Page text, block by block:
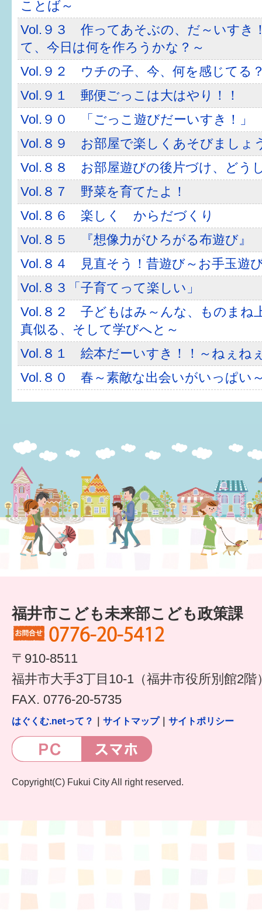
ことば～
Vol.９３ 作ってあそぶの、だ～いすき
て、今日は何を作ろうかな？～
Vol.９２ ウチの子、今、何を感じてる
Vol.９１ 郵便ごっこは大はやり！！
Vol.９０ 「ごっこ遊びだーいすき！」
Vol.８９ お部屋で楽しくあそびましょ
Vol.８８ お部屋遊びの後片づけ、どう
Vol.８７ 野菜を育てたよ！
Vol.８６ 楽しく からだづくり
Vol.８５ 『想像力がひろがる布遊び』
Vol.８４ 見直そう！昔遊び～お手玉遊
Vol.８３「子育てって楽しい」
Vol.８２ 子どもはみ～んな、ものまね
真似る、そして学びへと～
Vol.８１ 絵本だーいすき！！～ねぇね
Vol.８０ 春～素敵な出会いがいっぱい
福井市こども未来部こども政策課
〒910-8511
福井市大手3丁目10-1（福井市役所別館2階
FAX. 0776-20-5735
はぐくむ.netって？ サイトマップ｜ サイトポリシー
Copyright(C) Fukui City All right reserved.